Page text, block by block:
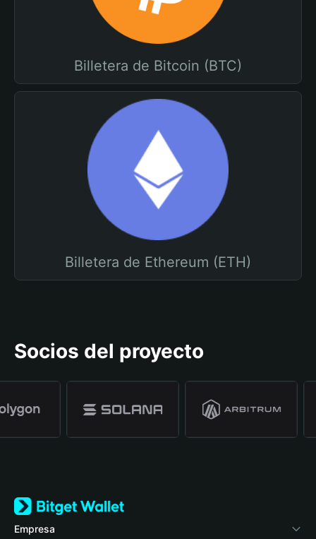
Billetera de Bitcoin (BTC)
Billetera de Ethereum (ETH)
Socios del proyecto
Empresa